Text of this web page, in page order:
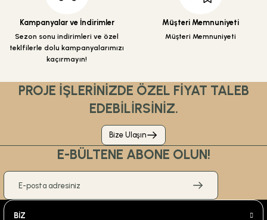
Kampanyalar ve İndirimler
Sezon sonu indirimleri ve özel
teklfilerle dolu kampanyalarımızı
kaçırmayın!
Müşteri Memnuniyeti
Müşteri Memnuniyeti
PROJE İŞLERİNİZDE ÖZEL FİYAT TALEB
EDEBİLİRSİNİZ.
Bize Ulaşın
E-BÜLTENE ABONE OLUN!
BİZ